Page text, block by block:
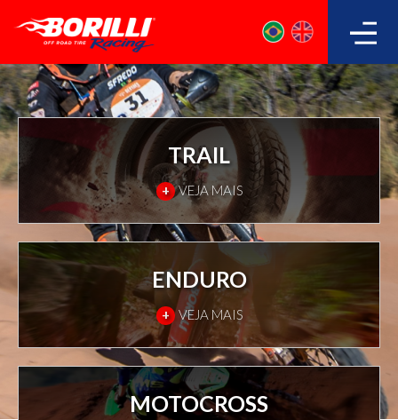
TRAIL
+ VEJA MAIS
ENDURO
+ VEJA MAIS
MOTOCROSS